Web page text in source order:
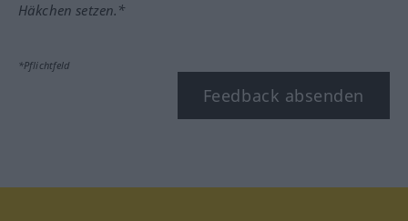
Häkchen setzen.*
*Pflichtfeld
Feedback absenden